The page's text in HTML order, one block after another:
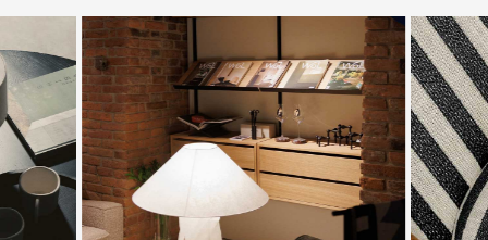
загородный дом или квартиру.
Коллекции итальянского брендаHalo Edition—
это концептуальные лампы-проекторы нового
поколения. Элегантные настольные
светильники с плавными линиями и продуманной
конструкцией идеально распределяют свет и
становятся стильным акцентом современного
интерьера.